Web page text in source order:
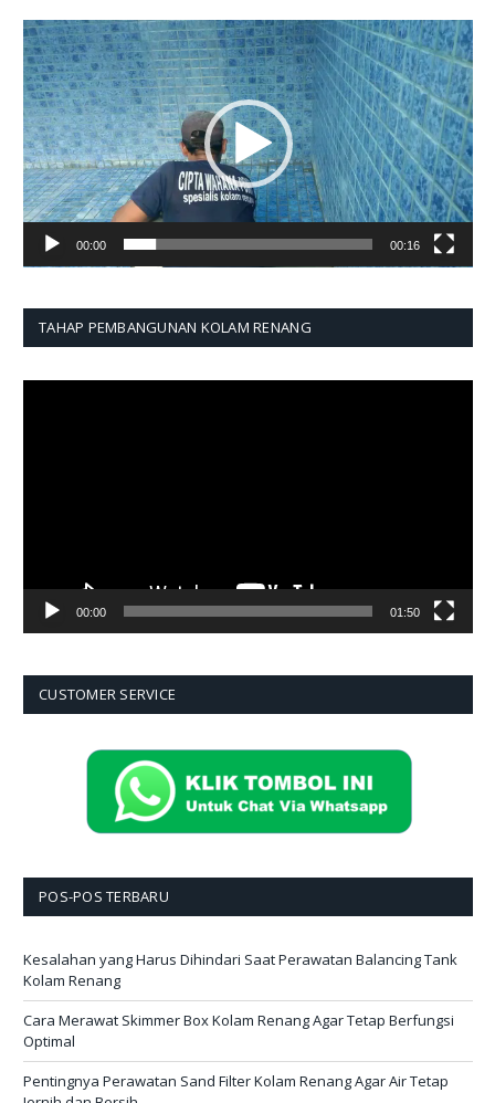
Pemutar
Video
00:00 00:16
TAHAP PEMBANGUNAN KOLAM RENANG
00:00 01:50
CUSTOMER SERVICE
POS-POS TERBARU
Kesalahan yang Harus Dihindari Saat Perawatan Balancing Tank
Kolam Renang
Cara Merawat Skimmer Box Kolam Renang Agar Tetap Berfungsi
Optimal
Pentingnya Perawatan Sand Filter Kolam Renang Agar Air Tetap